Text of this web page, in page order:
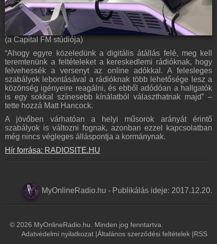
(a Capital FM stúdiója)
“Ahogy egyre közeledünk a digitális átállás felé, meg kell
teremtenünk a feltételeket a kereskedlemi rádióknak, hogy
felvehessék a versenyt az online adókkal. A felesleges
szabályok lebontásával a rádióknak több lehetősége lesz a
közönség igényeire reagálni, és ebből adódóan a hallgatók
is egy sokkal színesebb kínálatból választhatnak majd” –
tette hozzá Matt Hancock.
A jövőben várhatóan a helyi műsorok arányát érintő
szabályok is változni fognak, azonban ezzel kapcsolatban
még nincs végleges álláspontja a kormánynak.
Hír forrása: RADIOSITE.HU
MyOnlineRadio.hu - Publikálás ideje: 2017.12.20.
© 2026 MyOnlineRadio.hu. Minden jog fenntartva.
Adatvédelmi nyilatkozat |Általános szerződési feltételek |RSS